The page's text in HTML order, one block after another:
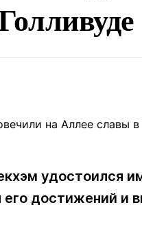
удостоился
его достижений и